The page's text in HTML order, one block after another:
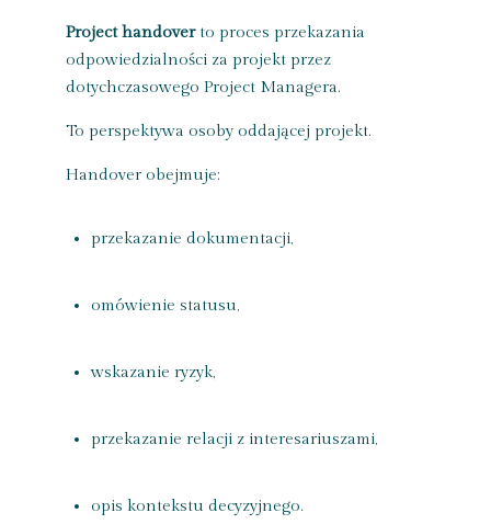
Project handoverto proces przekazania
odpowiedzialności za projekt przez
dotychczasowego Project Managera.
To perspektywa osoby oddającej projekt.
Handover obejmuje:
przekazanie dokumentacji,
omówienie statusu,
wskazanie ryzyk,
przekazanie relacji z interesariuszami,
opis kontekstu decyzyjnego.